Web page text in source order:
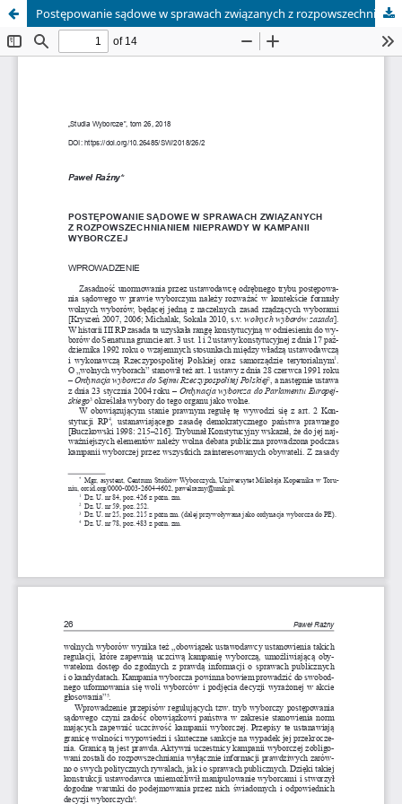
Postępowanie sądowe w sprawach związanych z rozpowszechnianiem nieprawdy w kampanii wyborczej